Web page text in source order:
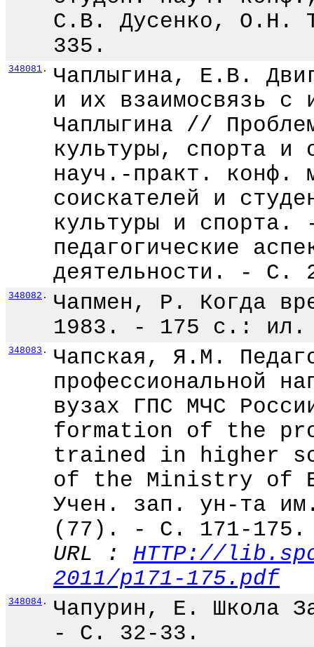
С.В. Дусенко, О.Н.
335.
348081 .
Чаплыгина, Е.В.
и их взаимосвязь с
Чаплыгина //
культуры, спорта и
науч.-практ. конф.
соискателей и
культуры и
педагогические
деятельности. - С.
348082 .
Чапмен, Р. Когда
1983. - 175 с.: ил.
348083 .
Чапская, Я.М.
профессиональной
вузах ГПС МЧС
formation of the
trained in higher
of the Ministry of
Учен. зап. ун-та
(77). - С. 171-175.
URL : HTTP://
2011/p171-175.pdf
348084 .
Чапурин, Е. Школа
- С. 32-33.